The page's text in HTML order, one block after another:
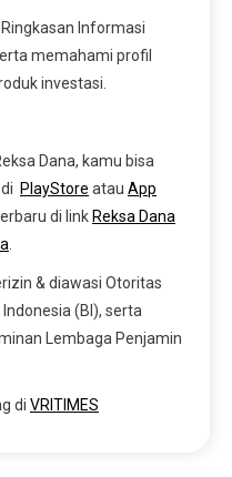
Informasi
memahami profil
investasi.
Dana, kamu bisa
PlayStore atau App
di link Reksa Dana
& diawasi Otoritas
(BI), serta
Lembaga Penjamin
di VRITIMES